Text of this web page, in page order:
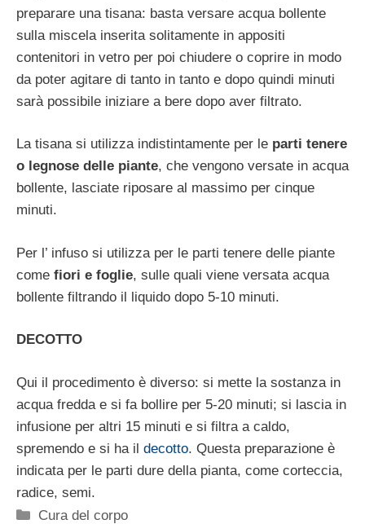
preparare una tisana: basta versare acqua bollente
sulla miscela inserita solitamente in appositi
contenitori in vetro per poi chiudere o coprire in modo
da poter agitare di tanto in tanto e dopo quindi minuti
sarà possibile iniziare a bere dopo aver filtrato.
La tisana si utilizza indistintamente per le parti tenere
o legnose delle piante, che vengono versate in acqua
bollente, lasciate riposare al massimo per cinque
minuti.
Per l’ infuso si utilizza per le parti tenere delle piante
come fiori e foglie, sulle quali viene versata acqua
bollente filtrando il liquido dopo 5-10 minuti.
DECOTTO
Qui il procedimento è diverso: si mette la sostanza in
acqua fredda e si fa bollire per 5-20 minuti; si lascia in
infusione per altri 15 minuti e si filtra a caldo,
spremendo e si ha il decotto. Questa preparazione è
indicata per le parti dure della pianta, come corteccia,
radice, semi.
Categorie
Cura del corpo